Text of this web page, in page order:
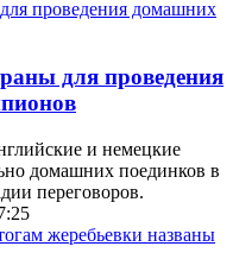
для проведения
и немецкие
домашних поединков в
переговоров.